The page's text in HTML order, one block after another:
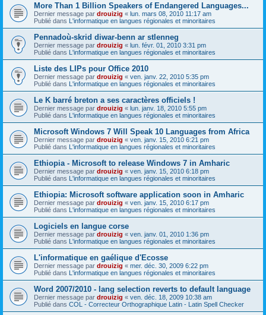
More Than 1 Billion Speakers of Endangered Languages...
Dernier message par drouizig « lun. mars 08, 2010 11:17 am
Publié dans L'informatique en langues régionales et minoritaires
Pennadoù-skrid diwar-benn ar stlenneg
Dernier message par drouizig « lun. févr. 01, 2010 3:31 pm
Publié dans L'informatique en langues régionales et minoritaires
Liste des LIPs pour Office 2010
Dernier message par drouizig « ven. janv. 22, 2010 5:35 pm
Publié dans L'informatique en langues régionales et minoritaires
Le K barré breton a ses caractères officiels !
Dernier message par drouizig « lun. janv. 18, 2010 5:55 pm
Publié dans L'informatique en langues régionales et minoritaires
Microsoft Windows 7 Will Speak 10 Languages from Africa
Dernier message par drouizig « ven. janv. 15, 2010 6:21 pm
Publié dans L'informatique en langues régionales et minoritaires
Ethiopia - Microsoft to release Windows 7 in Amharic
Dernier message par drouizig « ven. janv. 15, 2010 6:18 pm
Publié dans L'informatique en langues régionales et minoritaires
Ethiopia: Microsoft software application soon in Amharic
Dernier message par drouizig « ven. janv. 15, 2010 6:17 pm
Publié dans L'informatique en langues régionales et minoritaires
Logiciels en langue corse
Dernier message par drouizig « ven. janv. 01, 2010 1:36 pm
Publié dans L'informatique en langues régionales et minoritaires
L'informatique en gaélique d'Ecosse
Dernier message par drouizig « mer. déc. 30, 2009 6:22 pm
Publié dans L'informatique en langues régionales et minoritaires
Word 2007/2010 - lang selection reverts to default language
Dernier message par drouizig « ven. déc. 18, 2009 10:38 am
Publié dans COL - Correcteur Orthographique Latin - Latin Spell Checker